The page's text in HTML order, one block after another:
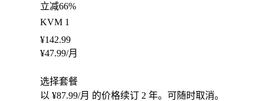
立减66%
KVM 1
¥142.99
¥47.99/月
选择套餐
以 ¥87.99/月 的价格续订 2 年。可随时取消。